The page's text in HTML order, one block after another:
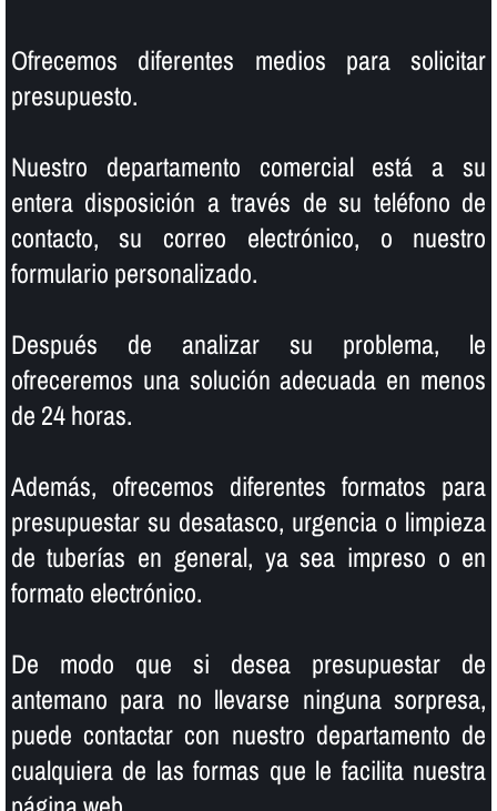
Ofrecemos diferentes medios para solicitar
presupuesto.
Nuestro departamento comercial está a su
entera disposición a través de su teléfono de
contacto, su correo electrónico, o nuestro
formulario personalizado.
Después de analizar su problema, le
ofreceremos una solución adecuada en menos
de 24 horas.
Además, ofrecemos diferentes formatos para
presupuestar su desatasco, urgencia o limpieza
de tuberí­as en general, ya sea impreso o en
formato electrónico.
De modo que si desea presupuestar de
antemano para no llevarse ninguna sorpresa,
puede contactar con nuestro departamento de
cualquiera de las formas que le facilita nuestra